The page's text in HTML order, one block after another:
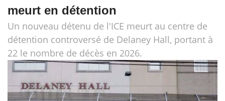
meurt en détention
Un nouveau détenu de l'ICE meurt au centre de
détention controversé de Delaney Hall, portant à
22 le nombre de décès en 2026.